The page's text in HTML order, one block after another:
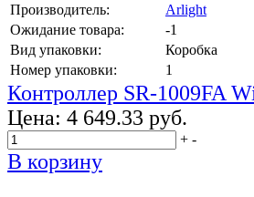
Производитель:
Arlight
Ожидание товара:
-1
Вид упаковки:
Коробка
Номер упаковки:
1
Контроллер SR-1009FA
Цена: 4 649.33 руб.
+ -
В корзину